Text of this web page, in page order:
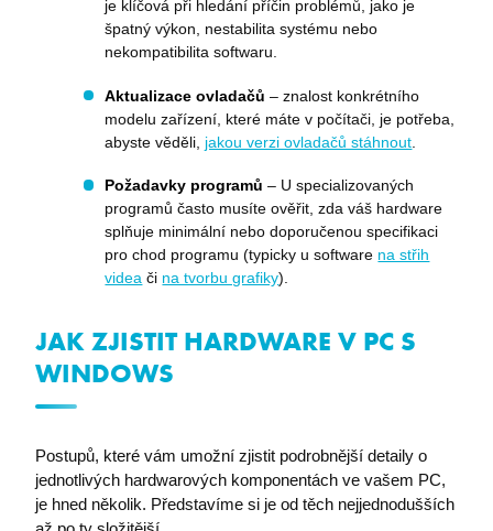
je klíčová při hledání příčin problémů, jako je
špatný výkon, nestabilita systému nebo
nekompatibilita softwaru.
Aktualizace ovladačů – znalost konkrétního
modelu zařízení, které máte v počítači, je potřeba,
abyste věděli, jakou verzi ovladačů stáhnout
Požadavky programů – U specializovaných
programů často musíte ověřit, zda váš hardware
splňuje minimální nebo doporučenou specifikaci
pro chod programu (typicky u software na střih
videa či na tvorbu grafiky).
JAK ZJISTIT HARDWARE V PC S
WINDOWS
Postupů, které vám umožní zjistit podrobnější detaily o
jednotlivých hardwarových komponentách ve vašem PC,
je hned několik. Představíme si je od těch nejjednodušších